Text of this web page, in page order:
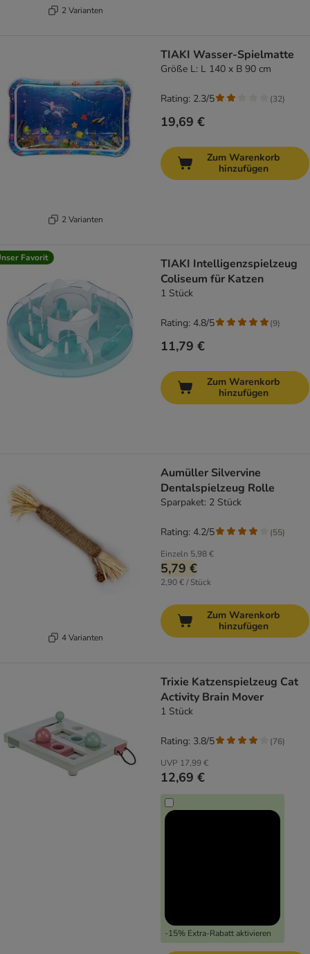
2 Varianten
2 Varianten
TIAKI Wasser-Spielmatte
Größe L: L 140 x B 90 cm
19,69 €
Rating: 2.3/5 (32)
Zum Warenkorb
hinzufügen
Favorit
TIAKI Intelligenzspielzeug
Coliseum für Katzen
1 Stück
11,79 €
Rating: 4.8/5 (9)
Zum Warenkorb
hinzufügen
4 Varianten
Aumüller Silvervine
Dentalspielzeug Rolle
Sparpaket: 2 Stück
Einzeln 5,98 €
5,79 €
2,90 € / Stück
Rating: 4.2/5 (55)
Zum Warenkorb
hinzufügen
Trixie Katzenspielzeug Cat
Activity Brain Mover
1 Stück
UVP 17,99 €
12,69 €
-15% Extra-Rabatt aktivieren
Rating: 3.8/5 (76)